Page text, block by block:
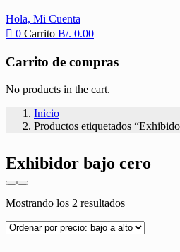
Hola, Mi Cuenta
0 Carrito B/. 0.00
Carrito de compras
No products in the cart.
Inicio
Productos etiquetados
Exhibidor bajo cero
Mostrando los 2 resultadosOrdenado
precio: